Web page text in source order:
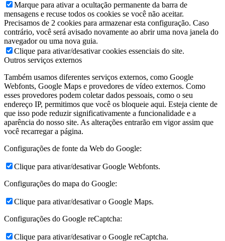
Marque para ativar a ocultação permanente da barra de
mensagens e recuse todos os cookies se você não aceitar.
Precisamos de 2 cookies para armazenar esta configuração. Caso
contrário, você será avisado novamente ao abrir uma nova janela do
navegador ou uma nova guia.
Clique para ativar/desativar cookies essenciais do site.
Outros serviços externos
Também usamos diferentes serviços externos, como Google
Webfonts, Google Maps e provedores de vídeo externos. Como
esses provedores podem coletar dados pessoais, como o seu
endereço IP, permitimos que você os bloqueie aqui. Esteja ciente de
que isso pode reduzir significativamente a funcionalidade e a
aparência do nosso site. As alterações entrarão em vigor assim que
você recarregar a página.
Configurações de fonte da Web do Google:
Clique para ativar/desativar Google Webfonts.
Configurações do mapa do Google:
Clique para ativar/desativar o Google Maps.
Configurações do Google reCaptcha:
Clique para ativar/desativar o Google reCaptcha.